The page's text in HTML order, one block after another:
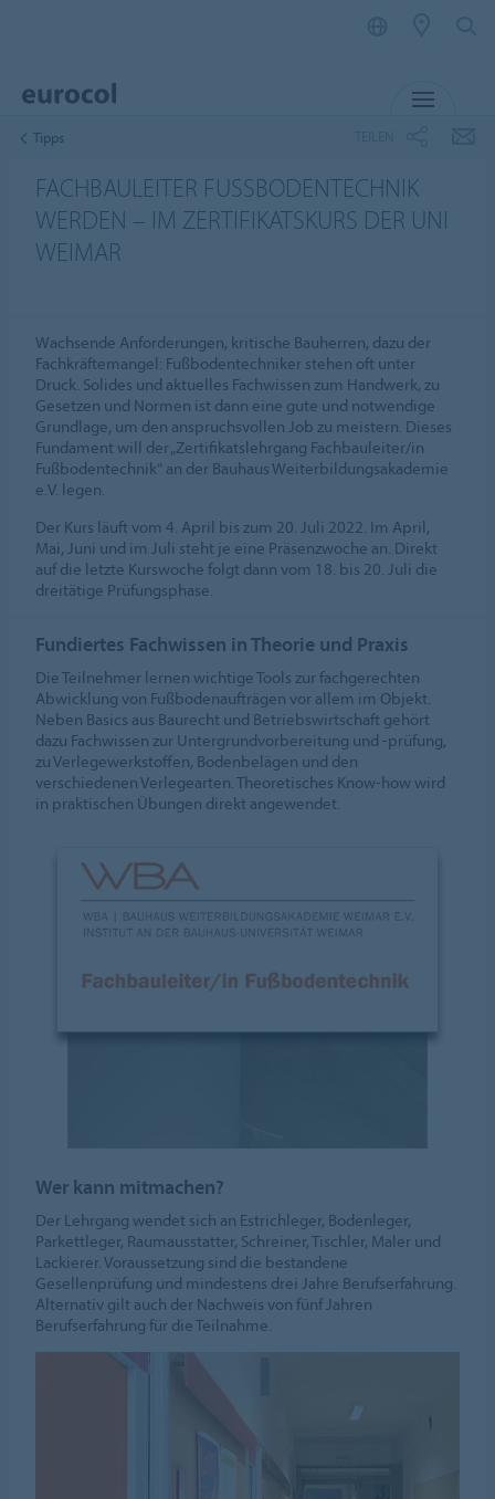
Tipps
FACHBAULEITER FUSSBODENTECHNIK
WERDEN – IM ZERTIFIKATSKURS DER UNI
WEIMAR
Wachsende Anforderungen, kritische Bauherren, dazu der
Fachkräftemangel: Fußbodentechniker stehen oft unter
Druck. Solides und aktuelles Fachwissen zum Handwerk, zu
Gesetzen und Normen ist dann eine gute und notwendige
Grundlage, um den anspruchsvollen Job zu meistern. Dieses
Fundament will der „Zertifikatslehrgang Fachbauleiter/in
Fußbodentechnik“ an der Bauhaus Weiterbildungsakademie
e.V. legen.
Der Kurs läuft vom 4. April bis zum 20. Juli 2022. Im April,
Mai, Juni und im Juli steht je eine Präsenzwoche an. Direkt
auf die letzte Kurswoche folgt dann vom 18. bis 20. Juli die
dreitätige Prüfungsphase.
Fundiertes Fachwissen in Theorie und Praxis
Die Teilnehmer lernen wichtige Tools zur fachgerechten
Abwicklung von Fußbodenaufträgen vor allem im Objekt.
Neben Basics aus Baurecht und Betriebswirtschaft gehört
dazu Fachwissen zur Untergrundvorbereitung und -prüfung,
zu Verlegewerkstoffen, Bodenbelägen und den
verschiedenen Verlegearten. Theoretisches Know-how wird
in praktischen Übungen direkt angewendet.
Wer kann mitmachen?
Der Lehrgang wendet sich an Estrichleger, Bodenleger,
Parkettleger, Raumausstatter, Schreiner, Tischler, Maler und
Lackierer. Voraussetzung sind die bestandene
Gesellenprüfung und mindestens drei Jahre Berufserfahrung.
Alternativ gilt auch der Nachweis von fünf Jahren
Berufserfahrung für die Teilnahme.